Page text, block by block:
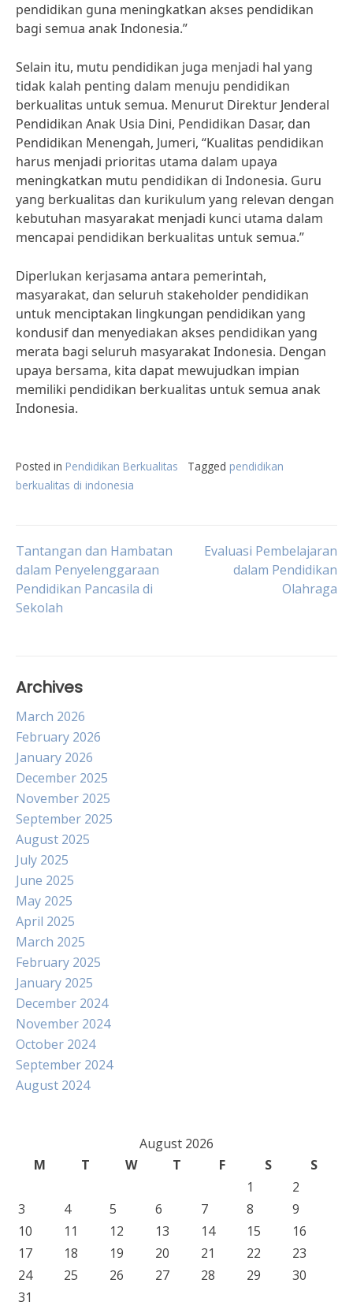
pendidikan guna meningkatkan akses pendidikan
bagi semua anak Indonesia.”
Selain itu, mutu pendidikan juga menjadi hal yang
tidak kalah penting dalam menuju pendidikan
berkualitas untuk semua. Menurut Direktur Jenderal
Pendidikan Anak Usia Dini, Pendidikan Dasar, dan
Pendidikan Menengah, Jumeri, “Kualitas pendidikan
harus menjadi prioritas utama dalam upaya
meningkatkan mutu pendidikan di Indonesia. Guru
yang berkualitas dan kurikulum yang relevan dengan
kebutuhan masyarakat menjadi kunci utama dalam
mencapai pendidikan berkualitas untuk semua.”
Diperlukan kerjasama antara pemerintah,
masyarakat, dan seluruh stakeholder pendidikan
untuk menciptakan lingkungan pendidikan yang
kondusif dan menyediakan akses pendidikan yang
merata bagi seluruh masyarakat Indonesia. Dengan
upaya bersama, kita dapat mewujudkan impian
memiliki pendidikan berkualitas untuk semua anak
Indonesia.
Posted in Pendidikan Berkualitas Tagged pendidikan
berkualitas di indonesia
Post
navigation
Tantangan dan Hambatan
dalam Penyelenggaraan
Pendidikan Pancasila di
Sekolah
Evaluasi Pembelajaran
dalam Pendidikan
Olahraga
Archives
March 2026
February 2026
January 2026
December 2025
November 2025
September 2025
August 2025
July 2025
June 2025
May 2025
April 2025
March 2025
February 2025
January 2025
December 2024
November 2024
October 2024
September 2024
August 2024
August 2026
M
T W T F S
S
1
2
3
4 5 6 7 8
9
10
11 12 13 14 15
16
17
18 19 20 21 22
23
24
25 26 27 28 29
30
31